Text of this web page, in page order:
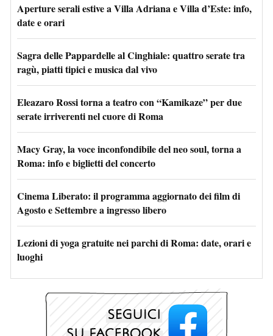
Aperture serali estive a Villa Adriana e Villa d’Este: info,
date e orari
Sagra delle Pappardelle al Cinghiale: quattro serate tra
ragù, piatti tipici e musica dal vivo
Eleazaro Rossi torna a teatro con “Kamikaze” per due
serate irriverenti nel cuore di Roma
Macy Gray, la voce inconfondibile del neo soul, torna a
Roma: info e biglietti del concerto
Cinema Liberato: il programma aggiornato dei film di
Agosto e Settembre a ingresso libero
Lezioni di yoga gratuite nei parchi di Roma: date, orari e
luoghi